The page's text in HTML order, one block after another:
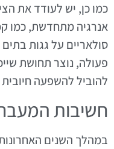
כמו כן, יש לעודד את
אנרגיה מתחדשת, כמו
סולאריים על גגות
פעולה, נוצר תחושת
להוביל להשפעה
חשיבות
במהלך השנים